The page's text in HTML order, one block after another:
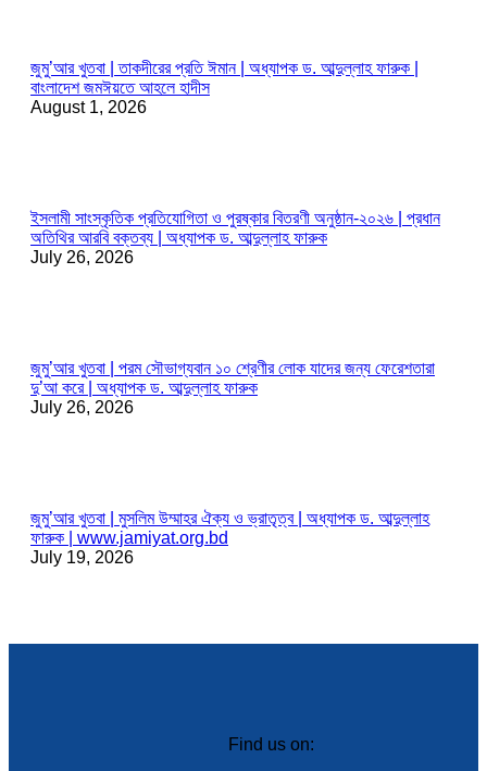
জুমু’আর খুতবা | তাকদীরের প্রতি ঈমান | অধ্যাপক ড. আব্দুল্লাহ ফারুক |
বাংলাদেশ জমঈয়তে আহলে হাদীস
August 1, 2026
ইসলামী সাংস্কৃতিক প্রতিযোগিতা ও পুরষ্কার বিতরণী অনুষ্ঠান-২০২৬ | প্রধান
অতিথির আরবি বক্তব্য | অধ্যাপক ড. আব্দুল্লাহ ফারুক
July 26, 2026
জুমু’আর খুতবা | পরম সৌভাগ্যবান ১০ শ্রেণীর লোক যাদের জন্য ফেরেশতারা
দু’আ করে | অধ্যাপক ড. আব্দুল্লাহ ফারুক
July 26, 2026
জুমু’আর খুতবা | মুসলিম উম্মাহর ঐক্য ও ভ্রাতৃত্ব | অধ্যাপক ড. আব্দুল্লাহ
ফারুক | www.jamiyat.org.bd
July 19, 2026
Find us on: